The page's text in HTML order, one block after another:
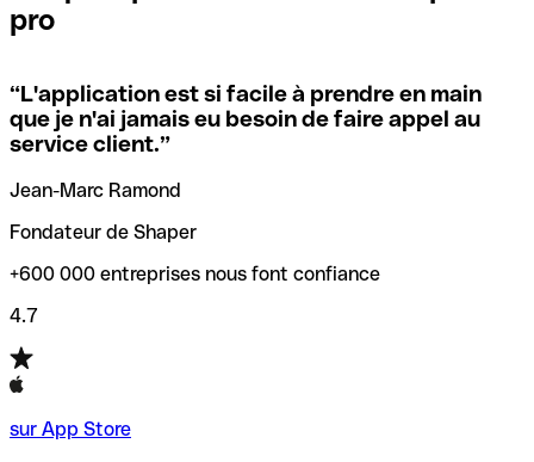
locales.
Si vous n'êtes pas sûr du code SWIFT que vous devriez
utiliser, nous avons développé un outil de recherche de
codes SWIFT par nom de banque.
vérification/recherche de codes SWIFT. Ainsi, vous pouvez
trouver et vérifier vos codes SWIFT avant de réaliser vos
transferts d’argent.
pro
“L'application est si facile à prendre en main
que je n'ai jamais eu besoin de faire appel au
service client.”
Jean-Marc Ramond
Fondateur de Shaper
+600 000 entreprises nous font confiance
4.7
sur App Store